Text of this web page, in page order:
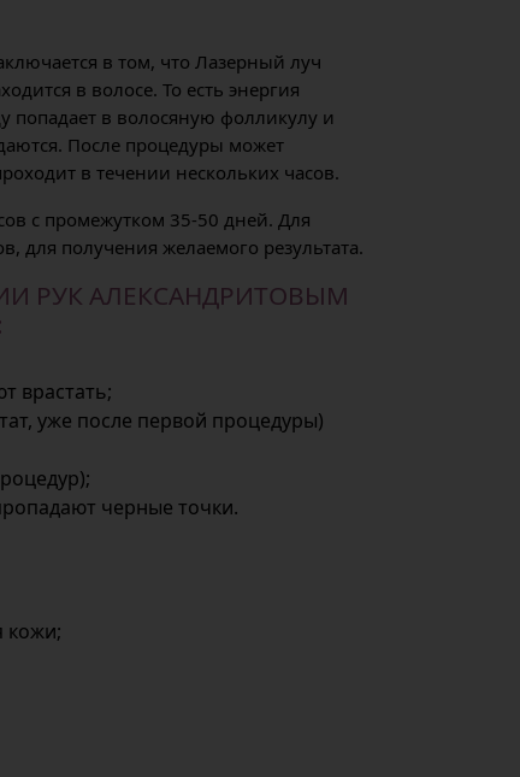
в том, что Лазерный луч
в волосе. То есть энергия
попадает в волосяную фолликулу и
После процедуры может
в течении нескольких часов.
с промежутком 35-50 дней. Для
для получения желаемого результата.
РУК АЛЕКСАНДРИТОВЫМ
врастать;
уже после первой процедуры)
черные точки.
кожи;